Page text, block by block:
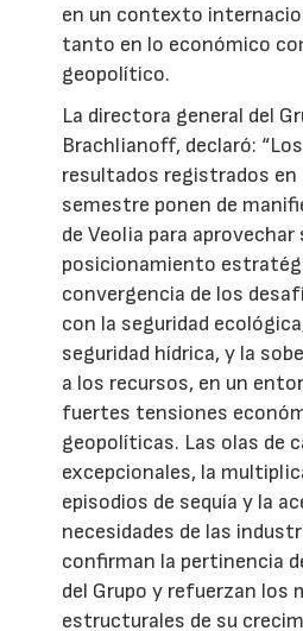
en un contexto
tanto en lo económico
geopolítico.
La directora general del
Brachlianoff, declaró:
resultados registrados en
semestre ponen de
de Veolia para aprovechar
posicionamiento
convergencia de los
con la seguridad
seguridad hídrica, y la
a los recursos, en un
fuertes tensiones
geopolíticas. Las olas de
excepcionales, la
episodios de sequía y la
necesidades de las
confirman la pertinencia
del Grupo y refuerzan los
estructurales de su